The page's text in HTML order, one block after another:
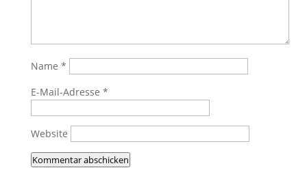
Name *
E-Mail-Adresse *
Website
Kommentar abschicken